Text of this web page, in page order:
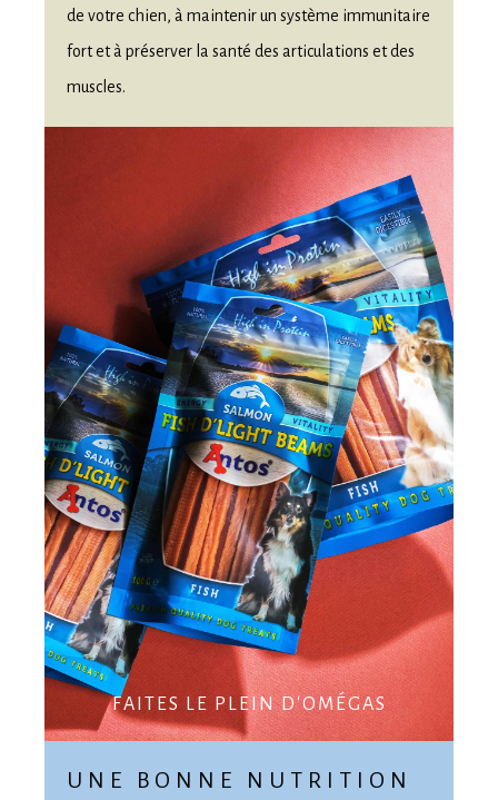
de votre chien, à maintenir un système immunitaire
fort et à préserver la santé des articulations et des
muscles.
FAITES LE PLEIN D'OMÉGAS
UNE BONNE NUTRITION